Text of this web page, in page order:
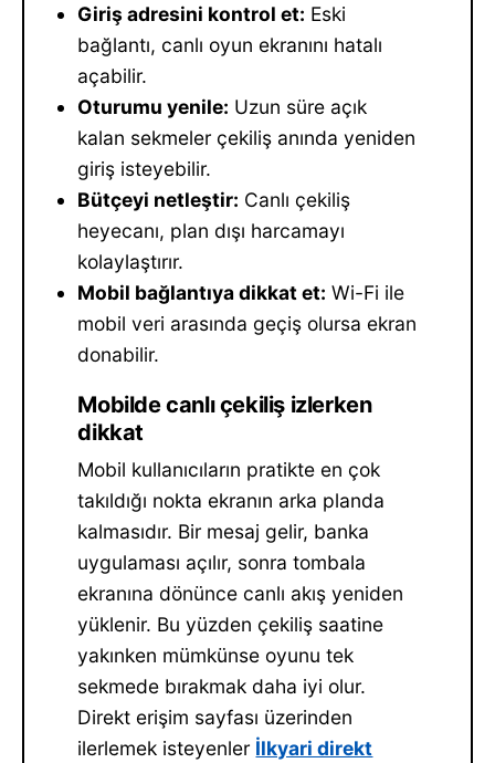
Giriş adresini kontrol et: Eski
bağlantı, canlı oyun ekranını hatalı
açabilir.
Oturumu yenile: Uzun süre açık
kalan sekmeler çekiliş anında yeniden
giriş isteyebilir.
Bütçeyi netleştir: Canlı çekiliş
heyecanı, plan dışı harcamayı
kolaylaştırır.
Mobil bağlantıya dikkat et: Wi-Fi ile
mobil veri arasında geçiş olursa ekran
donabilir.
Mobilde canlı çekiliş izlerken
dikkat
Mobil kullanıcıların pratikte en çok
takıldığı nokta ekranın arka planda
kalmasıdır. Bir mesaj gelir, banka
uygulaması açılır, sonra tombala
ekranına dönünce canlı akış yeniden
yüklenir. Bu yüzden çekiliş saatine
yakınken mümkünse oyunu tek
sekmede bırakmak daha iyi olur.
Direkt erişim sayfası üzerinden
ilerlemek isteyenler İlkyari direkt